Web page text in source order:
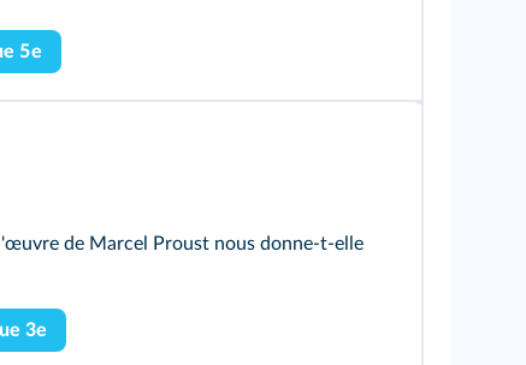
5e
de Marcel Proust nous donne-t-elle
3e